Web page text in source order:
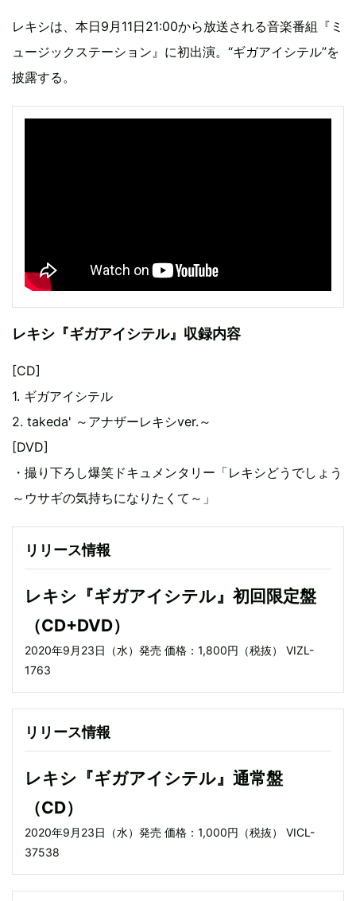
レキシは、本日9月11日21:00から放送される音楽番組『ミ
ュージックステーション』に初出演。“ギガアイシテル”を
披露する。
レキシ『ギガアイシテル』収録内容
[CD]
1. ギガアイシテル
2. takeda' ～アナザーレキシver.～
[DVD]
・撮り下ろし爆笑ドキュメンタリー「レキシどうでしょう
～ウサギの気持ちになりたくて～」
リリース情報
レキシ『ギガアイシテル』初回限定盤
（CD+DVD）
2020年9月23日（水）発売 価格：1,800円（税抜） VIZL-
1763
リリース情報
レキシ『ギガアイシテル』通常盤
（CD）
2020年9月23日（水）発売 価格：1,000円（税抜） VICL-
37538